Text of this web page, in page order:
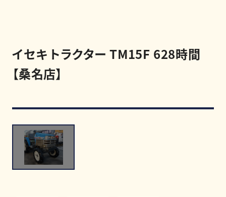
買取実績
イセキ トラクター TM15F 628時間
【桑名店】